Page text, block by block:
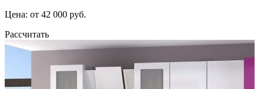
Цена: от 42 000 руб.
Рассчитать